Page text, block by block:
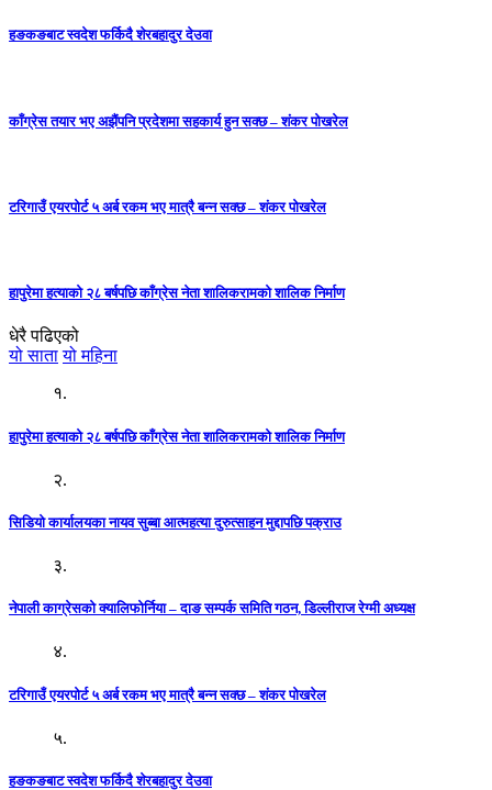
हङकङबाट स्वदेश फर्किदै शेरबहादुर देउवा
काँग्रेस तयार भए अझैंपनि प्रदेशमा सहकार्य हुन सक्छ – शंकर पोखरेल
टरिगाउँ एयरपोर्ट ५ अर्ब रकम भए मात्रै बन्न सक्छ – शंकर पोखरेल
हापुरेमा हत्याको २८ बर्षपछि काँग्रेस नेता शालिकरामको शालिक निर्माण
धेरै पढिएको
यो साता यो महिना
१.
हापुरेमा हत्याको २८ बर्षपछि काँग्रेस नेता शालिकरामको शालिक निर्माण
२.
सिडियो कार्यालयका नायव सुब्बा आत्महत्या दुरुत्साहन मुद्दापछि पक्राउ
३.
नेपाली काग्रेसको क्यालिफोर्निया – दाङ सम्पर्क समिति गठन, डिल्लीराज रेग्मी अध्यक्ष
४.
टरिगाउँ एयरपोर्ट ५ अर्ब रकम भए मात्रै बन्न सक्छ – शंकर पोखरेल
५.
हङकङबाट स्वदेश फर्किदै शेरबहादुर देउवा